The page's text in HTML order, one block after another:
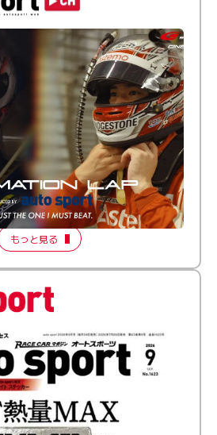
てる。小林利徠斗 × 野村勇斗
Produced by auto sport】
Episode 2
もっと見る